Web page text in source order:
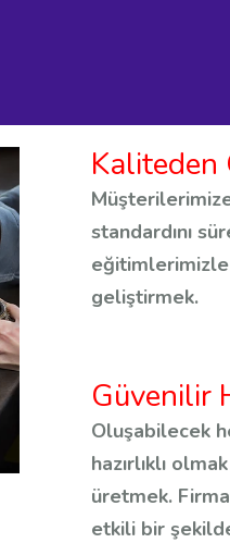
Kaliteden
standardını
geliştirmek.
Güvenilir
Oluşabilecek
hazırlıklı
üretmek. Firma
etkili bir